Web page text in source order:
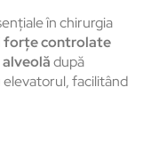
în chirurgia
forțe controlate
după
elevatorul, facilitând